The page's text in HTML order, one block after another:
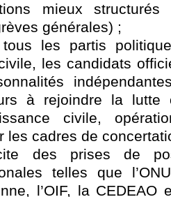
mieux
générales) ;
tous les partis
les candidats
à rejoindre la
civile,
les cadres de
des prises de
telles que
l’OIF, la